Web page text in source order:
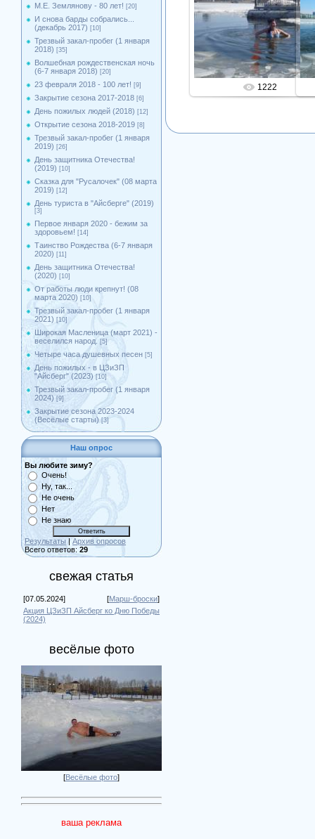
М.Е. Землянову - 80 лет! [20]
И снова барды собрались...
(декабрь 2017) [10]
Трезвый закал-пробег (1 января
2018) [35]
Волшебная рождественская ночь
(6-7 января 2018) [20]
23 февраля 2018 - 100 лет! [9]
Закрытие сезона 2017-2018 [6]
День пожилых людей (2018) [12]
Открытие сезона 2018-2019 [8]
Трезвый закал-пробег (1 января
2019) [26]
День защитника Отечества!
(2019) [10]
Сказка для "Русалочек" (08 марта
2019) [12]
День туриста в "Айсберге" (2019)
[3]
Первое января 2020 - бежим за
здоровьем! [14]
Таинство Рождества (6-7 января
2020) [11]
День защитника Отечества!
(2020) [10]
От работы люди крепнут! (08
марта 2020) [10]
Трезвый закал-пробег (1 января
2021) [10]
Широкая Масленица (март 2021) -
веселился народ.
[5]
Четыре часа душевных песен [5]
День пожилых - в ЦЗиЗП
"Айсберг" (2023) [10]
Трезвый закал-пробег (1 января
2024) [9]
Закрытие сезона 2023-2024
(Весёлые старты) [3]
Наш опрос
Вы любите зиму?
Очень!
Ну, так...
Не очень
Нет
Не знаю
Результаты | Архив опросов
Всего ответов: 29
свежая статья
[07.05.2024] [Марш-броски]
Акция ЦЗиЗП Айсберг ко Дню Победы
(2024)
весёлые фото
[Весёлые фото]
ваша реклама
13.04.2014
Admin
1222